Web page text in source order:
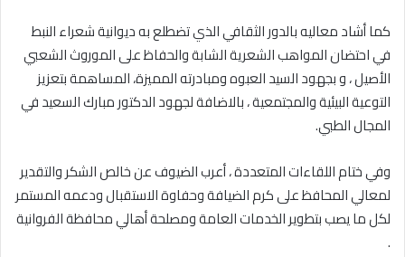
كما أشاد معاليه بالدور الثقافي الذي تضطلع به ديوانية شعراء النبط
في احتضان المواهب الشعرية الشابة والحفاظ على الموروث الشعبي
الأصيل ، و بجهود السيد العبوه ومبادرته المميزة، المساهمة بتعزيز
التوعية البيئية والمجتمعية ، بالاضافة لجهود الدكتور مبارك السعيد في
المجال الطبي.
وفي ختام اللقاءات المتعددة ، أعرب الضيوف عن خالص الشكر والتقدير
لمعالي المحافظ على كرم الضيافة وحفاوة الاستقبال ودعمه المستمر
لكل ما يصب بتطوير الخدمات العامة ومصلحة أهالي محافظة الفروانية
.